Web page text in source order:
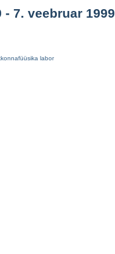
- 7. veebruar 1999
labor